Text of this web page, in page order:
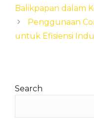
Balikpapan dalam
Penggunaan
untuk Efisiensi
Search